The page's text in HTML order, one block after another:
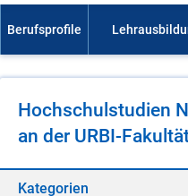
Hoch­schul­stu­di­en
an der URBI-
Ka­te­go­ri­en